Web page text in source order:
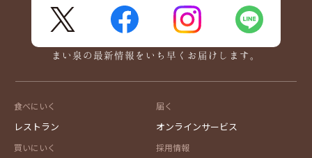
FaceBook Instagram
まい泉の最新情報をいち早くお届けします。
食べにいく
レストラン
買いにいく
届く
オンラインサービス
採用情報